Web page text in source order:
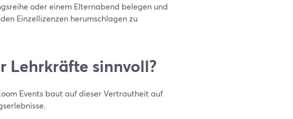
oder einem Elternabend belegen und
Einzellizenzen herumschlagen zu
Lehrkräfte sinnvoll?
Events baut auf dieser Vertrautheit auf